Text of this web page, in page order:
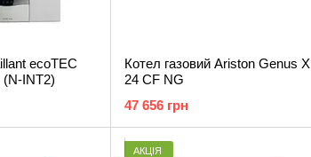
ecoTEC
(N-INT2)
Котел газовий Ariston Genus X
24 CF NG
47 656 грн
АКЦІЯ